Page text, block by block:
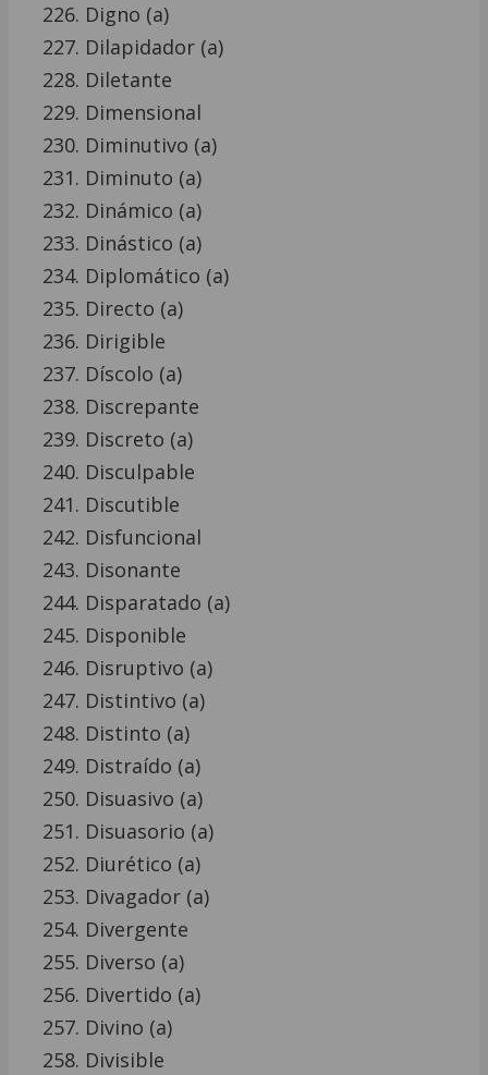
Digno (a)
Dilapidador (a)
Diletante
Dimensional
Diminutivo (a)
Diminuto (a)
Dinámico (a)
Dinástico (a)
Diplomático (a)
Directo (a)
Dirigible
Díscolo (a)
Discrepante
Discreto (a)
Disculpable
Discutible
Disfuncional
Disonante
Disparatado (a)
Disponible
Disruptivo (a)
Distintivo (a)
Distinto (a)
Distraído (a)
Disuasivo (a)
Disuasorio (a)
Diurético (a)
Divagador (a)
Divergente
Diverso (a)
Divertido (a)
Divino (a)
Divisible